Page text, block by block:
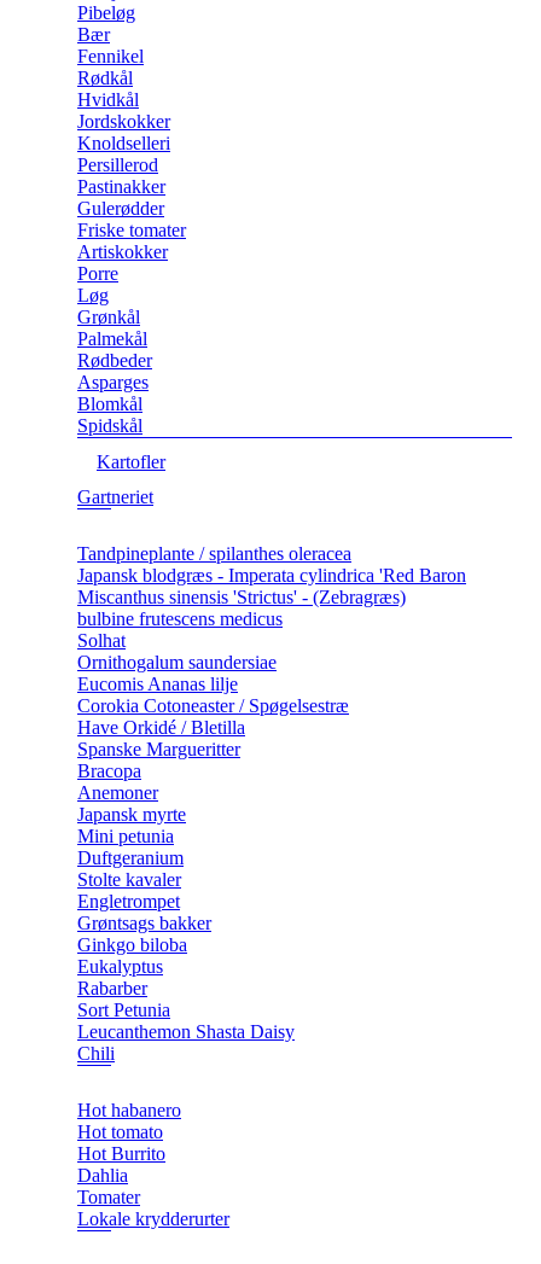
Pibeløg
Bær
Fennikel
Rødkål
Hvidkål
Jordskokker
Knoldselleri
Persillerod
Pastinakker
Gulerødder
Friske tomater
Artiskokker
Porre
Løg
Grønkål
Palmekål
Rødbeder
Asparges
Blomkål
Spidskål
Kartofler
Gartneriet
Tandpineplante / spilanthes oleracea
Japansk blodgræs - Imperata cylindrica 'Red Baron
Miscanthus sinensis 'Strictus' - (Zebragræs)
bulbine frutescens medicus
Solhat
Ornithogalum saundersiae
Eucomis Ananas lilje
Corokia Cotoneaster / Spøgelsestræ
Have Orkidé / Bletilla
Spanske Margueritter
Bracopa
Anemoner
Japansk myrte
Mini petunia
Duftgeranium
Stolte kavaler
Engletrompet
Grøntsags bakker
Ginkgo biloba
Eukalyptus
Rabarber
Sort Petunia
Leucanthemon Shasta Daisy
Chili
Hot habanero
Hot tomato
Hot Burrito
Dahlia
Tomater
Lokale krydderurter